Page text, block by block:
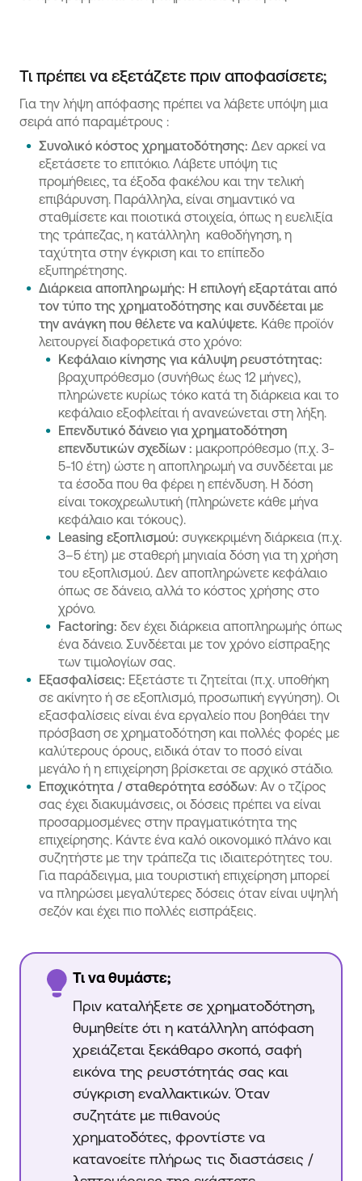
Τι πρέπει να εξετάζετε πριν αποφασίσετε;
Για την λήψη απόφασης πρέπει να λάβετε υπόψη μια
σειρά από παραμέτρους :
Συνολικό κόστος χρηματοδότησης: Δεν αρκεί να
εξετάσετε το επιτόκιο. Λάβετε υπόψη τις
προμήθειες, τα έξοδα φακέλου και την τελική
επιβάρυνση. Παράλληλα, είναι σημαντικό να
σταθμίσετε και ποιοτικά στοιχεία, όπως η ευελιξία
της τράπεζας, η κατάλληλη καθοδήγηση, η
ταχύτητα στην έγκριση και το επίπεδο
εξυπηρέτησης.
Διάρκεια αποπληρωμής: Η επιλογή εξαρτάται από
τον τύπο της χρηματοδότησης και συνδέεται με
την ανάγκη που θέλετε να καλύψετε. Κάθε προϊόν
λειτουργεί διαφορετικά στο χρόνο:
Κεφάλαιο κίνησης για κάλυψη ρευστότητας:
βραχυπρόθεσμο (συνήθως έως 12 μήνες),
πληρώνετε κυρίως τόκο κατά τη διάρκεια και το
κεφάλαιο εξοφλείται ή ανανεώνεται στη λήξη.
Επενδυτικό δάνειο για χρηματοδότηση
επενδυτικών σχεδίων : μακροπρόθεσμο (π.χ. 3-
5-10 έτη) ώστε η αποπληρωμή να συνδέεται με
τα έσοδα που θα φέρει η επένδυση. Η δόση
είναι τοκοχρεωλυτική (πληρώνετε κάθε μήνα
κεφάλαιο και τόκους).
Leasing εξοπλισμού: συγκεκριμένη διάρκεια (π.χ.
3–5 έτη) με σταθερή μηνιαία δόση για τη χρήση
του εξοπλισμού. Δεν αποπληρώνετε κεφάλαιο
όπως σε δάνειο, αλλά το κόστος χρήσης στο
χρόνο.
Factoring: δεν έχει διάρκεια αποπληρωμής όπως
ένα δάνειο. Συνδέεται με τον χρόνο είσπραξης
των τιμολογίων σας.
Εξασφαλίσεις: Εξετάστε τι ζητείται (π.χ. υποθήκη
σε ακίνητο ή σε εξοπλισμό, προσωπική εγγύηση). Οι
εξασφαλίσεις είναι ένα εργαλείο που βοηθάει την
πρόσβαση σε χρηματοδότηση και πολλές φορές με
καλύτερους όρους, ειδικά όταν το ποσό είναι
μεγάλο ή η επιχείρηση βρίσκεται σε αρχικό στάδιο.
Εποχικότητα / σταθερότητα εσόδων: Αν ο τζίρος
σας έχει διακυμάνσεις, οι δόσεις πρέπει να είναι
προσαρμοσμένες στην πραγματικότητα της
επιχείρησης. Κάντε ένα καλό οικονομικό πλάνο και
συζητήστε με την τράπεζα τις ιδιαιτερότητες του.
Για παράδειγμα, μια τουριστική επιχείρηση μπορεί
να πληρώσει μεγαλύτερες δόσεις όταν είναι υψηλή
σεζόν και έχει πιο πολλές εισπράξεις.
Τι να θυμάστε;
Πριν καταλήξετε σε χρηματοδότηση,
θυμηθείτε ότι η κατάλληλη απόφαση
χρειάζεται ξεκάθαρο σκοπό, σαφή
εικόνα της ρευστότητάς σας και
σύγκριση εναλλακτικών. Όταν
συζητάτε με πιθανούς
χρηματοδότες, φροντίστε να
κατανοείτε πλήρως τις διαστάσεις /